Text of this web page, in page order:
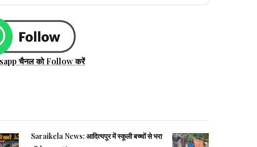
चैनल को Follow करें
Saraikela News: आदित्यपुर में स्कूली बच्चों से भरा